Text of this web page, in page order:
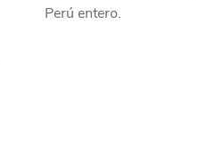
Perú entero.